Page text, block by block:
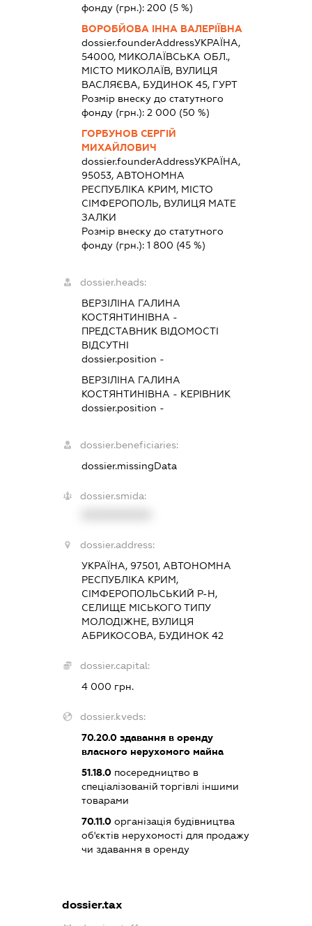
фонду (грн.): 200 (5 %)
ВОРОБЙОВА ІННА ВАЛЕРІЇВНА
dossier.founderAddressУКРАЇНА,
54000, МИКОЛАЇВСЬКА ОБЛ.,
МІСТО МИКОЛАЇВ, ВУЛИЦЯ
ВАСЛЯЄВА, БУДИНОК 45, ГУРТ
Розмір внеску до статутного
фонду (грн.): 2 000 (50 %)
ГОРБУНОВ СЕРГІЙ
МИХАЙЛОВИЧ
dossier.founderAddressУКРАЇНА,
95053, АВТОНОМНА
РЕСПУБЛІКА КРИМ, МІСТО
СІМФЕРОПОЛЬ, ВУЛИЦЯ МАТЕ
ЗАЛКИ
Розмір внеску до статутного
фонду (грн.): 1 800 (45 %)
dossier.heads:
ВЕРЗІЛІНА ГАЛИНА
КОСТЯНТИНІВНА -
ПРЕДСТАВНИК ВІДОМОСТІ
ВІДСУТНІ
dossier.position -
ВЕРЗІЛІНА ГАЛИНА
КОСТЯНТИНІВНА - КЕРІВНИК
dossier.position -
dossier.beneficiaries:
dossier.missingData
dossier.smida:
dossier.address:
УКРАЇНА, 97501, АВТОНОМНА
РЕСПУБЛІКА КРИМ,
СІМФЕРОПОЛЬСЬКИЙ Р-Н,
СЕЛИЩЕ МІСЬКОГО ТИПУ
МОЛОДІЖНЕ, ВУЛИЦЯ
АБРИКОСОВА, БУДИНОК 42
dossier.capital:
4 000 грн.
dossier.kveds:
70.20.0здавання в оренду
власного нерухомого майна
51.18.0посередництво в
спеціалізованій торгівлі іншими
товарами
70.11.0організація будівництва
об'єктів нерухомості для продажу
чи здавання в оренду
dossier.tax